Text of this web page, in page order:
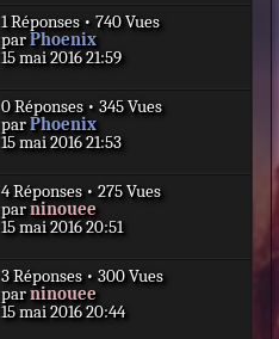
e
e
s
s
a
e
i
e
r
e
s
s
a
e
1 Réponses • 740 Vues
D
e
i
e
r
e
s
s
a
e
parPhoenix
15 mai 2016 21:59
0 Réponses • 345 Vues
D
e
i
e
r
e
s
s
a
parPhoenix
15 mai 2016 21:53
4 Réponses • 275 Vues
D
e
i
e
r
parninouee
15 mai 2016 20:51
3 Réponses • 300 Vues
D
e
parninouee
15 mai 2016 20:44